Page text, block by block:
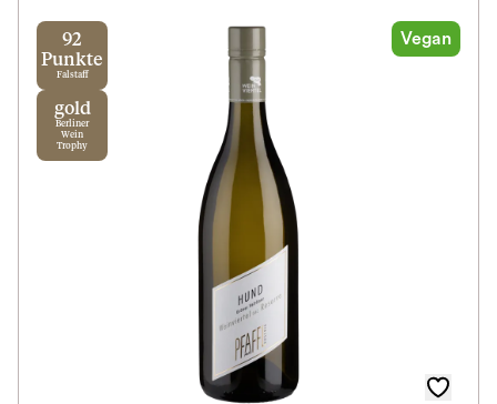
92
Punkte
Falstaff
gold
Berliner
Wein
Trophy
Vegan